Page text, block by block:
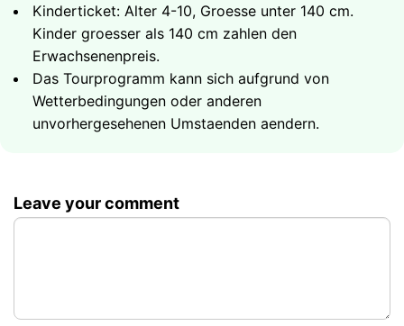
Koh Samui Dschungel-Safari -
Gelaendepfade und Aussichtspunkte
Nach dem Wasserfall fahren die Military Jeeps tief ins
Inselinnere entlang versteckter Bergpfade durch
dichten tropischen Regenwald. Dies ist der
vulkanische Kern weit weg von den Strandresorts. An
erhoehten Aussichtspunkten haelt der Konvoi an, damit
Kinderticket: Alter 4-10, Groesse unter 140 cm.
Kinder groesser als 140 cm zahlen den
Erwachsenenpreis.
Das Tourprogramm kann sich aufgrund von
Wetterbedingungen oder anderen
unvorhergesehenen Umstaenden aendern.
Leave your comment